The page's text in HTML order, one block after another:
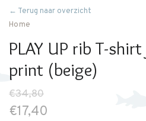
← Terug naar overzicht
Home
PLAY UP rib T-
print (beige)
€34,80
€17,40